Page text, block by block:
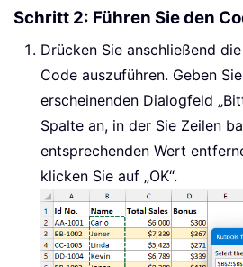
End
If
End Sub
Schritt 2: Führen Sie den
Drücken Sie anschließend
Code auszuführen. Geben
erscheinenden Dialogfeld
Spalte an, in der Sie Zeilen
entsprechenden Wert
klicken Sie auf „OK“.